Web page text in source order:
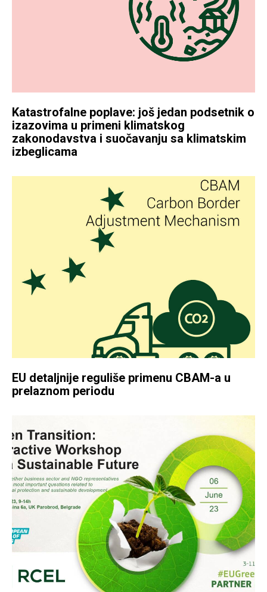
Katastrofalne poplave: još jedan podsetnik o
izazovima u primeni klimatskog
zakonodavstva i suočavanju sa klimatskim
izbeglicama
EU detaljnije reguliše primenu CBAM-a u
prelaznom periodu